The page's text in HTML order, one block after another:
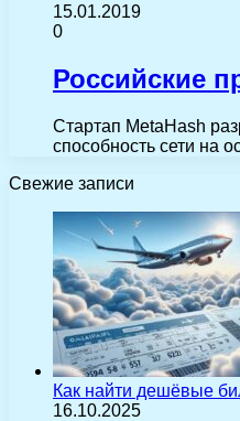
15.01.2019
0
Российские
Стартап MetaHash
способность сети на
Свежие записи
Как найти дешёвые
16.10.2025